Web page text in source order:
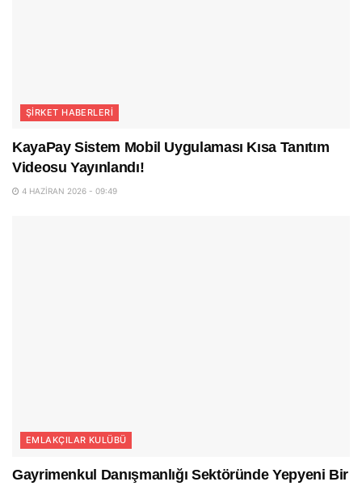
ŞIRKET HABERLERI
KayaPay Sistem Mobil Uygulaması Kısa Tanıtım
Videosu Yayınlandı!
4 HAZIRAN 2026 - 09:49
EMLAKÇILAR KULÜBÜ
Gayrimenkul Danışmanlığı Sektöründe Yepyeni Bir